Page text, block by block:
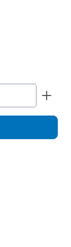
nicht verfügbar.)
nicht verfügbar.)
Wert